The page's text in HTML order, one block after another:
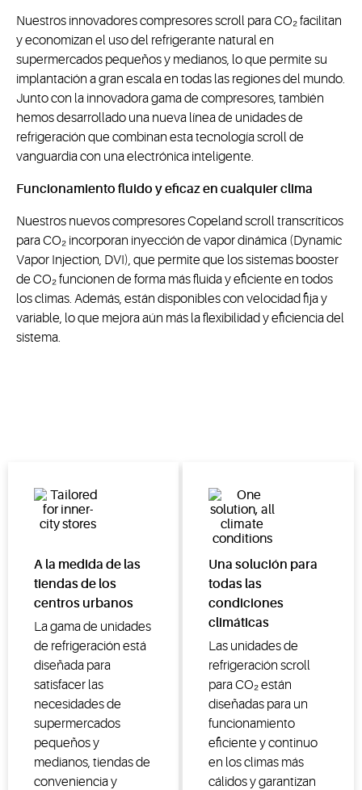
Nuestros innovadores compresores scroll para CO₂ facilitan
y economizan el uso del refrigerante natural en
supermercados pequeños y medianos, lo que permite su
implantación a gran escala en todas las regiones del mundo.
Junto con la innovadora gama de compresores, también
hemos desarrollado una nueva línea de unidades de
refrigeración que combinan esta tecnología scroll de
vanguardia con una electrónica inteligente.
Funcionamiento fluido y eficaz en cualquier clima
Nuestros nuevos compresores Copeland scroll transcríticos
para CO₂ incorporan inyección de vapor dinámica (Dynamic
Vapor Injection, DVI), que permite que los sistemas booster
de CO₂ funcionen de forma más fluida y eficiente en todos
los climas. Además, están disponibles con velocidad fija y
variable, lo que mejora aún más la flexibilidad y eficiencia del
sistema.
A la medida de las
tiendas de los
centros urbanos
La gama de unidades
de refrigeración está
diseñada para
satisfacer las
necesidades de
supermercados
pequeños y
medianos, tiendas de
conveniencia y
Una solución para
todas las
condiciones
climáticas
Las unidades de
refrigeración scroll
para CO₂ están
diseñadas para un
funcionamiento
eficiente y continuo
en los climas más
cálidos y garantizan